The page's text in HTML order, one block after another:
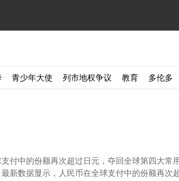
青少年大使 列市地权争议 教育 多伦多
付中的份额再次超过日元，夺回全球第四大常
新数据显示，人民币在全球支付中的份额再次